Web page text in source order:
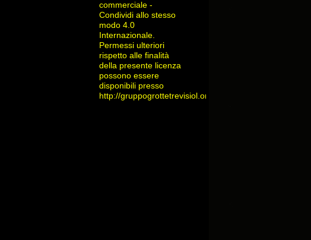
commerciale -
Condividi allo stesso
modo 4.0
Internazionale.
Permessi ulteriori
rispetto alle finalità
della presente licenza
possono essere
disponibili presso
http://gruppogrottetrevisiol.org/contatti/